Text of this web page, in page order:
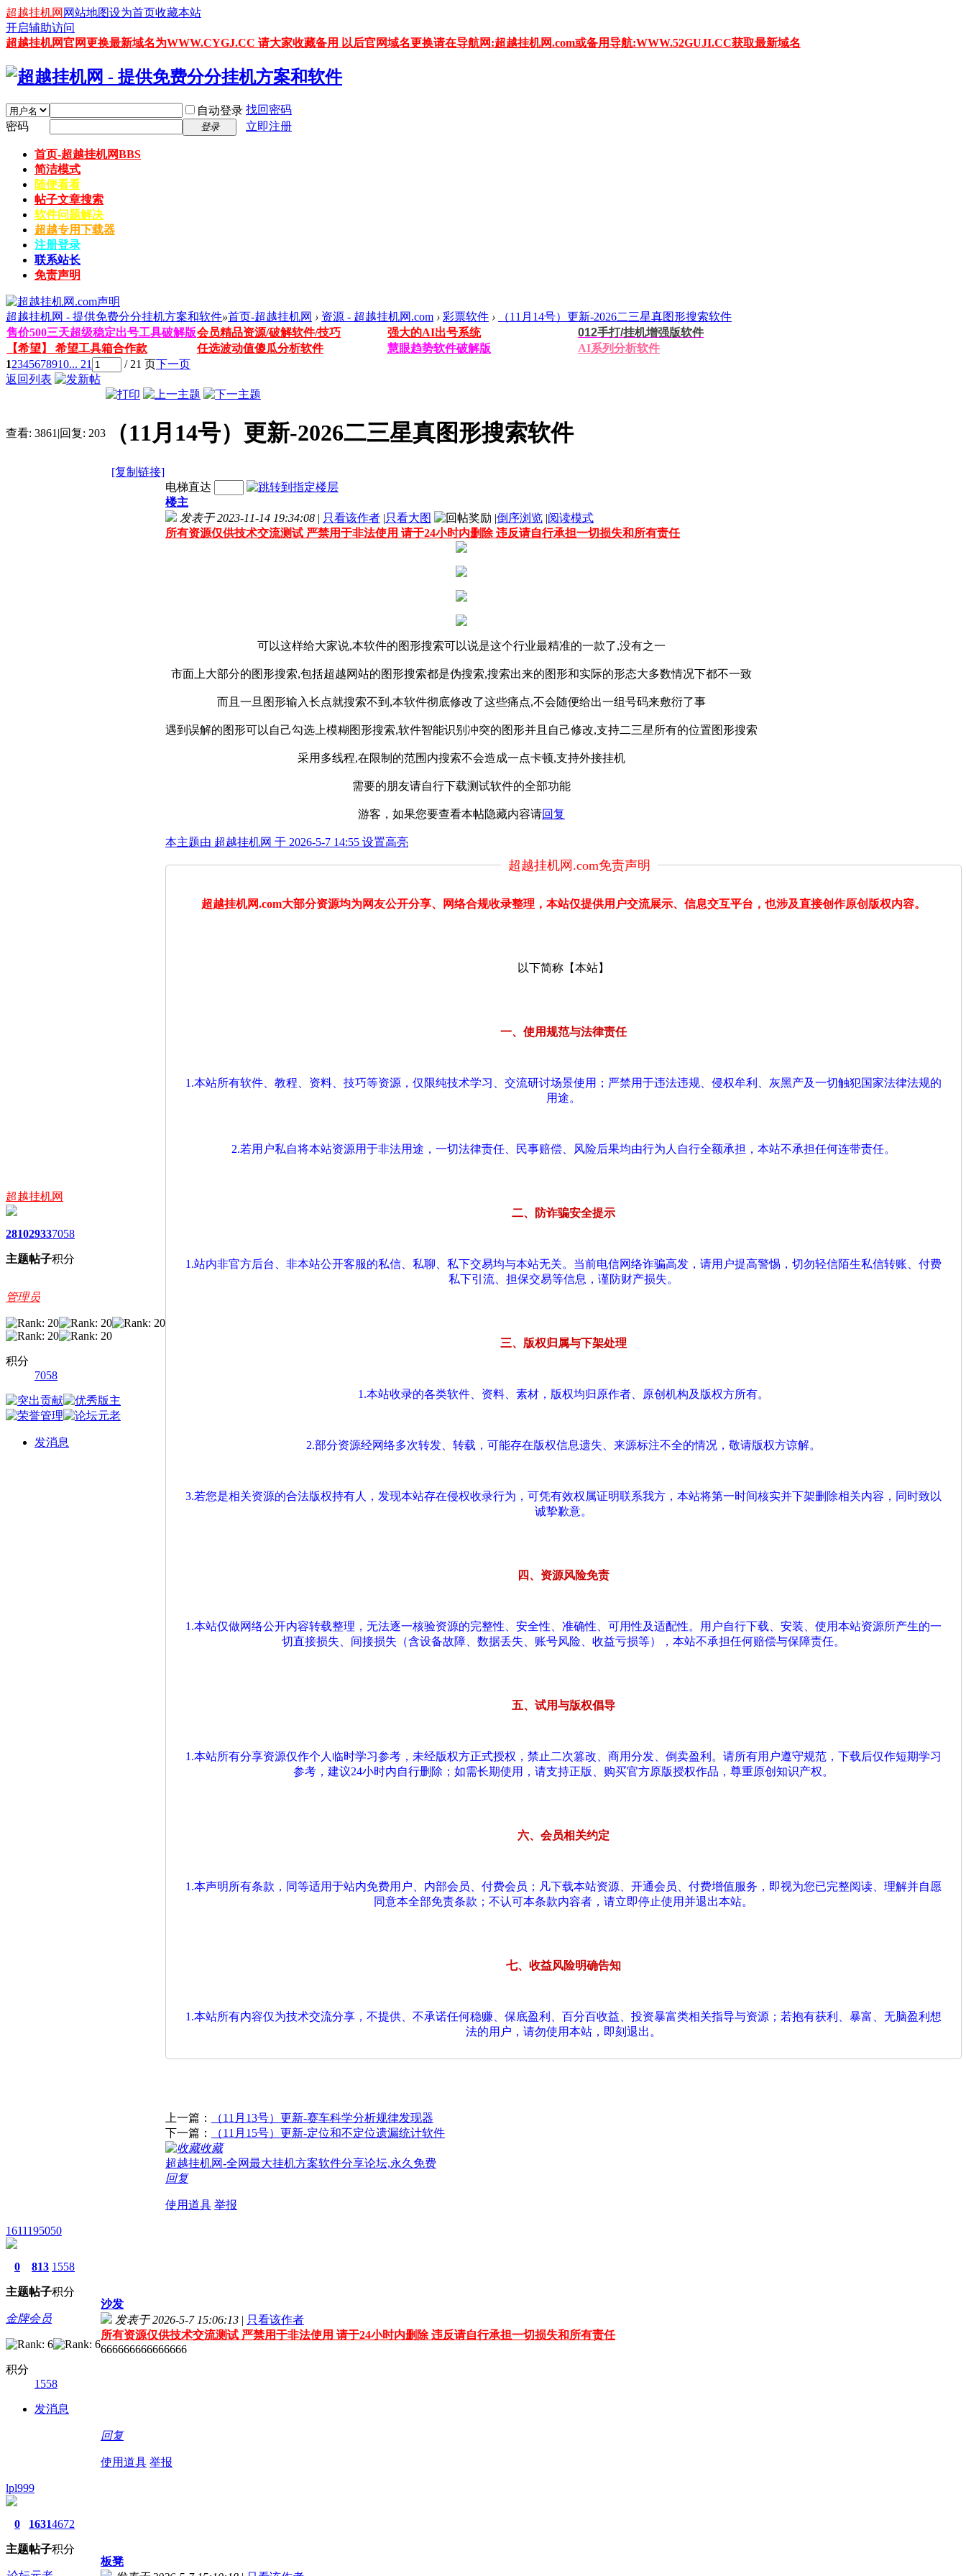
超越挂机网 网站地图设为首页收藏本站
开启辅助访问
超越挂机网官网更换最新域名为WWW.CYGJ.CC 请大家收藏备用 以后官网域名更换请在导航网:超越挂机网.com或备用导航:WWW.52GUJI.CC获取最新域名
自动登录 找回密码
密码
登录 立即注册
首页-超越挂机网BBS
简洁模式
随便看看
帖子文章搜索
软件问题解决
超越专用下载器
注册登录
联系站长
免责声明
超越挂机网 - 提供免费分分挂机方案和软件»首页-超越挂机网 › 资源 - 超越挂机网.com › 彩票软件 ›
（11月14号）更新-2026二三星真图形搜索软件
售价500三天超级稳定出号工具破解版会员精品资源/破解软件/技巧 强大的AI出号系统
012手打/挂机增强版软件
【希望】 希望工具箱合作款
任选波动值傻瓜分析软件 慧眼趋势软件破解版
AI系列分析软件
12345678910... 21 / 21 页下一页
返回列表
查看: 3861 |回复: 203 （11月14号）更新-2026二三星真图形搜索软件
[复制链接]
超越挂机网
2810
主题
2933
帖子
7058
积分
管理员
积分
7058
发消息
电梯直达
楼主
发表于 2023-11-14 19:34:08 | 只看该作者 |只看大图 |倒序浏览 |阅读模式
所有资源仅供技术交流测试 严禁用于非法使用 请于24小时内删除 违反请自行承担一切损失和所有责任
可以这样给大家说,本软件的图形搜索可以说是这个行业最精准的一款了,没有之一
市面上大部分的图形搜索,包括超越网站的图形搜索都是伪搜索,搜索出来的图形和实际的形态大多数情况下都不一致
而且一旦图形输入长点就搜索不到,本软件彻底修改了这些痛点,不会随便给出一组号码来敷衍了事
遇到误解的图形可以自己勾选上模糊图形搜索,软件智能识别冲突的图形并且自己修改,支持二三星所有的位置图形搜索
采用多线程,在限制的范围内搜索不会造成一点卡顿,支持外接挂机
需要的朋友请自行下载测试软件的全部功能
游客，如果您要查看本帖隐藏内容请回复
本主题由 超越挂机网 于 2026-5-7 14:55 设置高亮
超越挂机网.com免责声明
超越挂机网.com大部分资源均为网友公开分享、网络合规收录整理，本站仅提供用户交流展示、信息交互平台，也涉及直接创作原创版权内容。
以下简称【本站】
一、使用规范与法律责任
1.本站所有软件、教程、资料、技巧等资源，仅限纯技术学习、交流研讨场景使用；严禁用于违法违规、侵权牟利、灰黑产及一切触犯国家法律法规的
用途。
2.若用户私自将本站资源用于非法用途，一切法律责任、民事赔偿、风险后果均由行为人自行全额承担，本站不承担任何连带责任。
二、防诈骗安全提示
1.站内非官方后台、非本站公开客服的私信、私聊、私下交易均与本站无关。当前电信网络诈骗高发，请用户提高警惕，切勿轻信陌生私信转账、付费
私下引流、担保交易等信息，谨防财产损失。
三、版权归属与下架处理
1.本站收录的各类软件、资料、素材，版权均归原作者、原创机构及版权方所有。
2.部分资源经网络多次转发、转载，可能存在版权信息遗失、来源标注不全的情况，敬请版权方谅解。
3.若您是相关资源的合法版权持有人，发现本站存在侵权收录行为，可凭有效权属证明联系我方，本站将第一时间核实并下架删除相关内容，同时致以
诚挚歉意。
四、资源风险免责
1.本站仅做网络公开内容转载整理，无法逐一核验资源的完整性、安全性、准确性、可用性及适配性。用户自行下载、安装、使用本站资源所产生的一
切直接损失、间接损失（含设备故障、数据丢失、账号风险、收益亏损等），本站不承担任何赔偿与保障责任。
五、试用与版权倡导
1.本站所有分享资源仅作个人临时学习参考，未经版权方正式授权，禁止二次篡改、商用分发、倒卖盈利。请所有用户遵守规范，下载后仅作短期学习
参考，建议24小时内自行删除；如需长期使用，请支持正版、购买官方原版授权作品，尊重原创知识产权。
六、会员相关约定
1.本声明所有条款，同等适用于站内免费用户、内部会员、付费会员；凡下载本站资源、开通会员、付费增值服务，即视为您已完整阅读、理解并自愿
同意本全部免责条款；不认可本条款内容者，请立即停止使用并退出本站。
七、收益风险明确告知
1.本站所有内容仅为技术交流分享，不提供、不承诺任何稳赚、保底盈利、百分百收益、投资暴富类相关指导与资源；若抱有获利、暴富、无脑盈利想
法的用户，请勿使用本站，即刻退出。
上一篇：
（11月13号）更新-赛车科学分析规律发现器
下一篇：
（11月15号）更新-定位和不定位遗漏统计软件
收藏
超越挂机网-全网最大挂机方案软件分享论坛,永久免费
回复
使用道具 举报
1611195050
0
主题
813
帖子
1558
积分
金牌会员
积分
1558
发消息
沙发
发表于 2026-5-7 15:06:13 | 只看该作者
所有资源仅供技术交流测试 严禁用于非法使用 请于24小时内删除 违反请自行承担一切损失和所有责任
666666666666666
回复
使用道具 举报
lpl999
0
主题
1631
帖子
4672
积分
板凳